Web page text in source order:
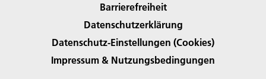
Barrierefreiheit
Datenschutzerklärung
Datenschutz-Einstellungen (Cookies)
Impressum & Nutzungsbedingungen